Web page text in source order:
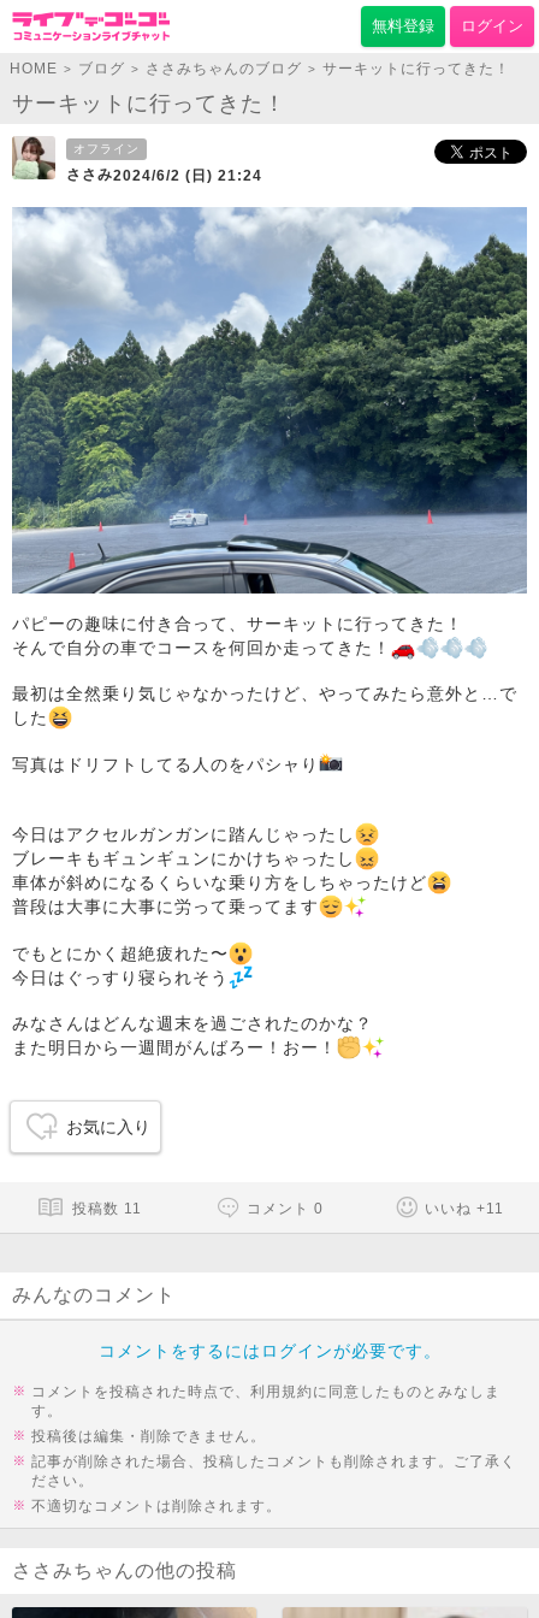
無料登録 ログイン
HOME > ブログ > ささみちゃんのブログ > サーキットに行ってきた！
サーキットに行ってきた！
オフライン
ささみ2024/6/2 (日) 21:24
パピーの趣味に付き合って、サーキットに行ってきた！
そんで自分の車でコースを何回か走ってきた！
最初は全然乗り気じゃなかったけど、やってみたら意外と…で
した
写真はドリフトしてる人のをパシャり
今日はアクセルガンガンに踏んじゃったし
ブレーキもギュンギュンにかけちゃったし
車体が斜めになるくらいな乗り方をしちゃったけど
普段は大事に大事に労って乗ってます
でもとにかく超絶疲れた〜
今日はぐっすり寝られそう
みなさんはどんな週末を過ごされたのかな？
また明日から一週間がんばろー！おー！
お気に入り
投稿数 11 コメント 0 いいね +11
みんなのコメント
コメントをするにはログインが必要です。
コメントを投稿された時点で、利用規約に同意したものとみなしま
す。
投稿後は編集・削除できません。
記事が削除された場合、投稿したコメントも削除されます。ご了承く
ださい。
不適切なコメントは削除されます。
ささみちゃんの他の投稿